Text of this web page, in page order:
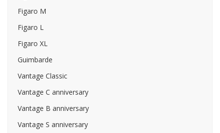
Figaro M
Figaro L
Figaro XL
Guimbarde
Vantage Classic
Vantage C anniversary
Vantage B anniversary
Vantage S anniversary